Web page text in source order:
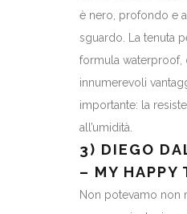
è nero, profondo e
sguardo. La tenuta
formula waterproof,
innumerevoli
importante: la
all’umidità.
3) DIEGO
– MY HAPPY
Non potevamo non